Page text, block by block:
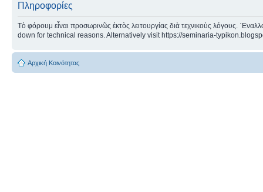
Πληροφορίες
Τὸ φόρουμ εἶναι προσωρινῶς ἐκτὸς λειτουργίας διὰ τεχνικοὺς λόγους.
down for technical reasons. Alternatively visit https://seminaria-
Αρχική Κοινότητας